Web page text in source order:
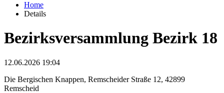
Home
Details
Bezirksversammlung Bezirk 18
12.06.2026 19:04
Die Bergischen Knappen, Remscheider Straße 12, 42899
Remscheid